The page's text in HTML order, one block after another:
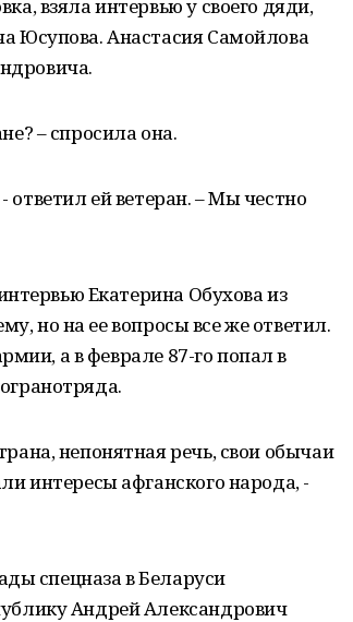
взяла интервью у своего дяди,
Юсупова. Анастасия Самойлова
– спросила она.
ответил ей ветеран. – Мы честно
Екатерина Обухова из
но на ее вопросы все же ответил.
а в феврале 87-го попал в
непонятная речь, свои обычаи
интересы афганского народа, -
спецназа в Беларуси
Андрей Александрович